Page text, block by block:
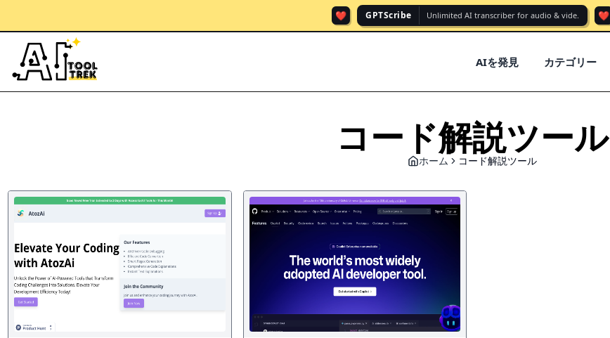
❤️ GPTScribe Unlimited AI transcriber for audio & vide. ❤️
AIを発見 カテゴリー
コード解説ツール
ホーム コード解説ツール